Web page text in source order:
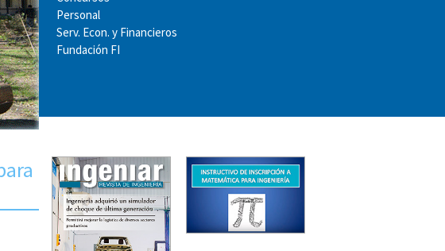
Personal
Serv. Econ. y Financieros
Fundación FI